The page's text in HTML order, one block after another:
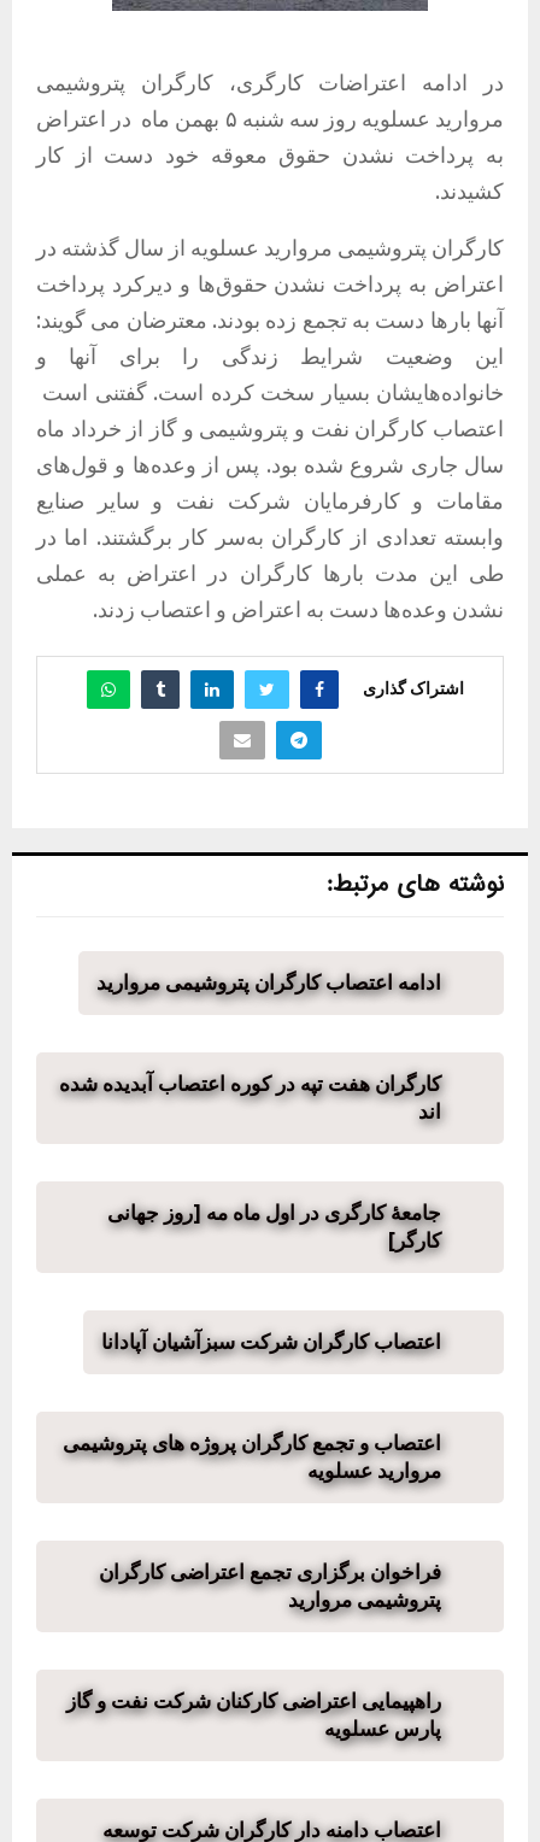
در ادامه اعتراضات کارگری، کارگران پتروشیمی
مروارید عسلویه روز سه شنبه ۵ بهمن ماه
در اعتراض
به پرداخت نشدن حقوق معوقه خود دست از کار
کشیدند.
کارگران پتروشیمی مروارید عسلویه از سال گذشته در
اعتراض به پرداخت نشدن حقوق‌ها و دیرکرد پرداخت
آنها بارها دست به تجمع زده بودند. معترضان می گویند:
این وضعیت شرایط زندگی را برای آنها و
خانواده‌هایشان بسیار سخت کرده است. گفتنی است
اعتصاب کارگران نفت و پتروشیمی و گاز از خرداد ماه
سال جاری شروع شده بود. پس از وعده‌ها و قول‌های
مقامات و کارفرمایان شرکت نفت و سایر صنایع
وابسته تعدادی از کارگران به‌سر کار برگشتند. اما در
طی این مدت بارها کارگران در اعتراض به عملی
نشدن وعده‌ها دست به اعتراض و اعتصاب زدند.
اشتراک گذاری
نوشته های مرتبط:
ادامه اعتصاب کارگران پتروشیمی مروارید
کارگران هفت تپه در کوره اعتصاب آبدیده شده
اند
جامعهٔ کارگری در اول ماه مه [روز جهانی
کارگر]
اعتصاب کارگران شرکت سبزآشیان آپادانا
اعتصاب و تجمع کارگران پروژه های پتروشیمی
مروارید عسلویه
فراخوان برگزاری تجمع اعتراضی کارگران
پتروشیمی مروارید
راهپیمایی اعتراضی کارکنان شرکت نفت و گاز
پارس عسلویه
اعتصاب دامنه دار کارگران شرکت توسعه